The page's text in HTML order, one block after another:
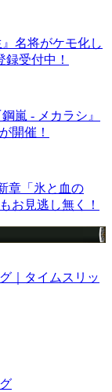
名将がケモ化し
受付中！
嵐 - メカラシ』
開催！
章「氷と血の
お見逃し無く！
｜タイムスリッ